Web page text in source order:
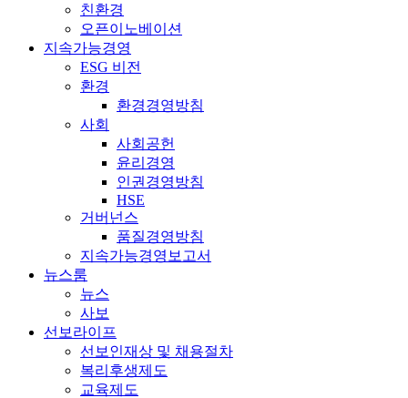
친환경
오픈이노베이션
지속가능경영
ESG 비전
환경
환경경영방침
사회
사회공헌
윤리경영
인권경영방침
HSE
거버넌스
품질경영방침
지속가능경영보고서
뉴스룸
뉴스
사보
선보라이프
선보인재상 및 채용절차
복리후생제도
교육제도